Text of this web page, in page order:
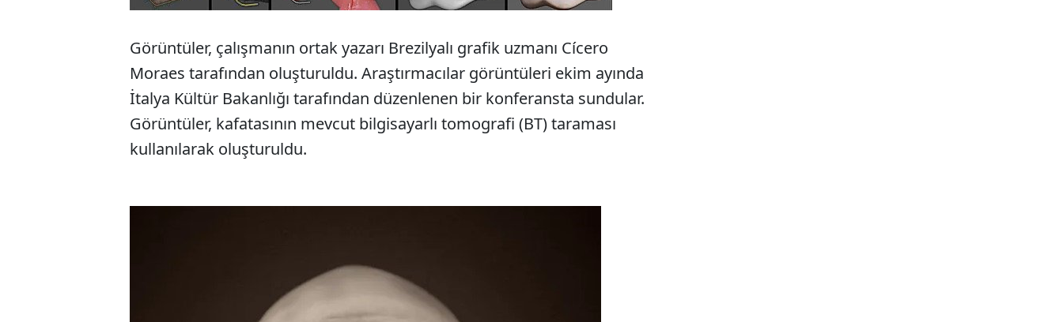
Görüntüler, çalışmanın ortak yazarı Brezilyalı grafik uzmanı Cícero
Moraes tarafından oluşturuldu. Araştırmacılar görüntüleri ekim ayında
İtalya Kültür Bakanlığı tarafından düzenlenen bir konferansta sundular.
Görüntüler, kafatasının mevcut bilgisayarlı tomografi (BT) taraması
kullanılarak oluşturuldu.